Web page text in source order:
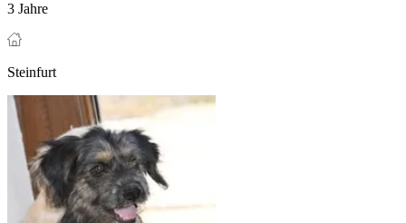
3 Jahre
Steinfurt